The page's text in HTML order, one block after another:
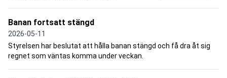
Banan fortsatt stängd
2026-05-11
Styrelsen har beslutat att hålla banan stängd och få dra åt sig
regnet som väntas komma under veckan.